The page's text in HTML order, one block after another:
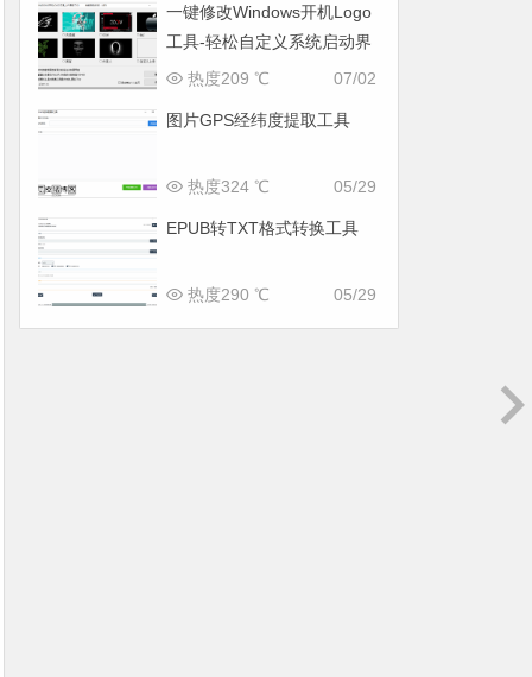
一键修改Windows开机Logo
工具-轻松自定义系统启动界
面
07/02
热度209 ℃
图片GPS经纬度提取工具
05/29
热度324 ℃
EPUB转TXT格式转换工具
05/29
热度290 ℃